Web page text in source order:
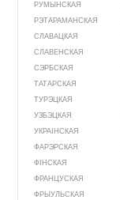
РУМЫНСКАЯ
РЭТАРАМАНСКАЯ
СЛАВАЦКАЯ
СЛАВЕНСКАЯ
СЭРБСКАЯ
ТАТАРСКАЯ
ТУРЭЦКАЯ
УЗБЭЦКАЯ
УКРАІНСКАЯ
ФАРЭРСКАЯ
ФІНСКАЯ
ФРАНЦУСКАЯ
ФРЫУЛЬСКАЯ